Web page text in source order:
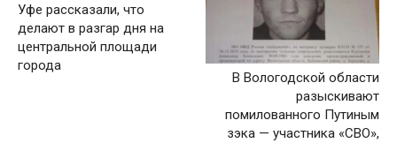
Уфе рассказали, что
делают в разгар дня на
центральной площади
города
В Вологодской области
разыскивают
помилованного Путиным
зэка — участника «СВО»,